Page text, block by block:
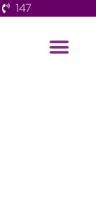
147